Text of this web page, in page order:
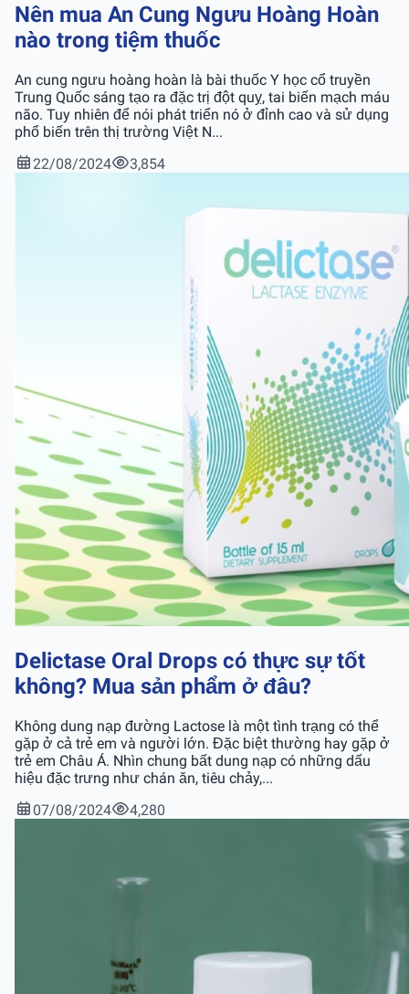
Nên mua An Cung Ngưu Hoàng Hoàn
nào trong tiệm thuốc
An cung ngưu hoàng hoàn là bài thuốc Y học cổ truyền
Trung Quốc sáng tạo ra đặc trị đột quỵ, tai biến mạch máu
não. Tuy nhiên để nói phát triển nó ở đỉnh cao và sử dụng
phổ biến trên thị trường Việt N...
22/08/2024
3,854
Delictase Oral Drops có thực sự tốt
không? Mua sản phẩm ở đâu?
Không dung nạp đường Lactose là một tình trạng có thể
gặp ở cả trẻ em và người lớn. Đặc biệt thường hay gặp ở
trẻ em Châu Á. Nhìn chung bất dung nạp có những dấu
hiệu đặc trưng như chán ăn, tiêu chảy,...
07/08/2024
4,280